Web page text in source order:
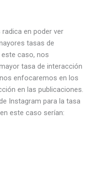
en poder ver
tasas de
caso, nos
tasa de interacción
enfocaremos en los
en las publicaciones.
Instagram para la tasa
este caso serían: